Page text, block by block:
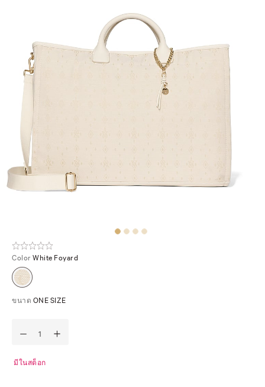
Color White Foyard
ขนาด ONE SIZE
มีในสต็อก